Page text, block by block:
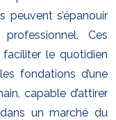
peuvent s’épanouir
Ces
le quotidien
fondations d’une
capable d’attirer
un marché du